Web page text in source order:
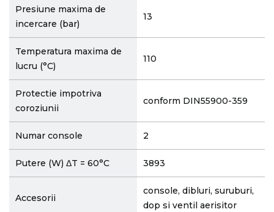
Presiune maxima de
incercare (bar)
13
Temperatura maxima de
lucru (°C)
110
Protectie impotriva
coroziunii
conform DIN55900-359
Numar console 2
Putere (W) ΔT = 60°C 3893
Accesorii
console, dibluri, suruburi,
dop si ventil aerisitor